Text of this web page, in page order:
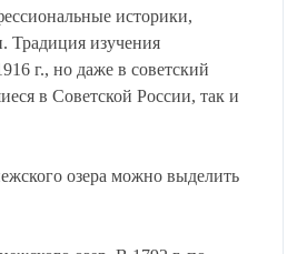
историки,
Традиция изучения
г., но даже в советский
в Советской России, так и
озера можно выделить